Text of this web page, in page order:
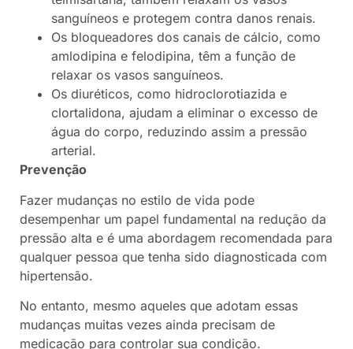
sanguíneos e protegem contra danos renais.
Os bloqueadores dos canais de cálcio, como
amlodipina e felodipina, têm a função de
relaxar os vasos sanguíneos.
Os diuréticos, como hidroclorotiazida e
clortalidona, ajudam a eliminar o excesso de
água do corpo, reduzindo assim a pressão
arterial.
Prevenção
Fazer mudanças no estilo de vida pode
desempenhar um papel fundamental na redução da
pressão alta e é uma abordagem recomendada para
qualquer pessoa que tenha sido diagnosticada com
hipertensão.
No entanto, mesmo aqueles que adotam essas
mudanças muitas vezes ainda precisam de
medicação para controlar sua condição.